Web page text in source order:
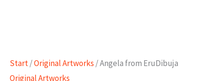
Start/Original Artworks / Angela from EruDibuja
Original Artworks